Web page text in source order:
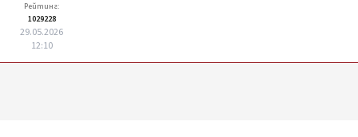
Рейтинг:
1029228
29.05.2026
12:10